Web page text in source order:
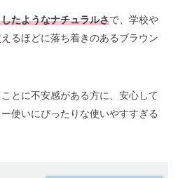
たようなナチュラルさで、学校や
るほどに落ち着きのあるブラウン
とに不安感がある方に、安心して
使いにぴったりな使いやすすぎる